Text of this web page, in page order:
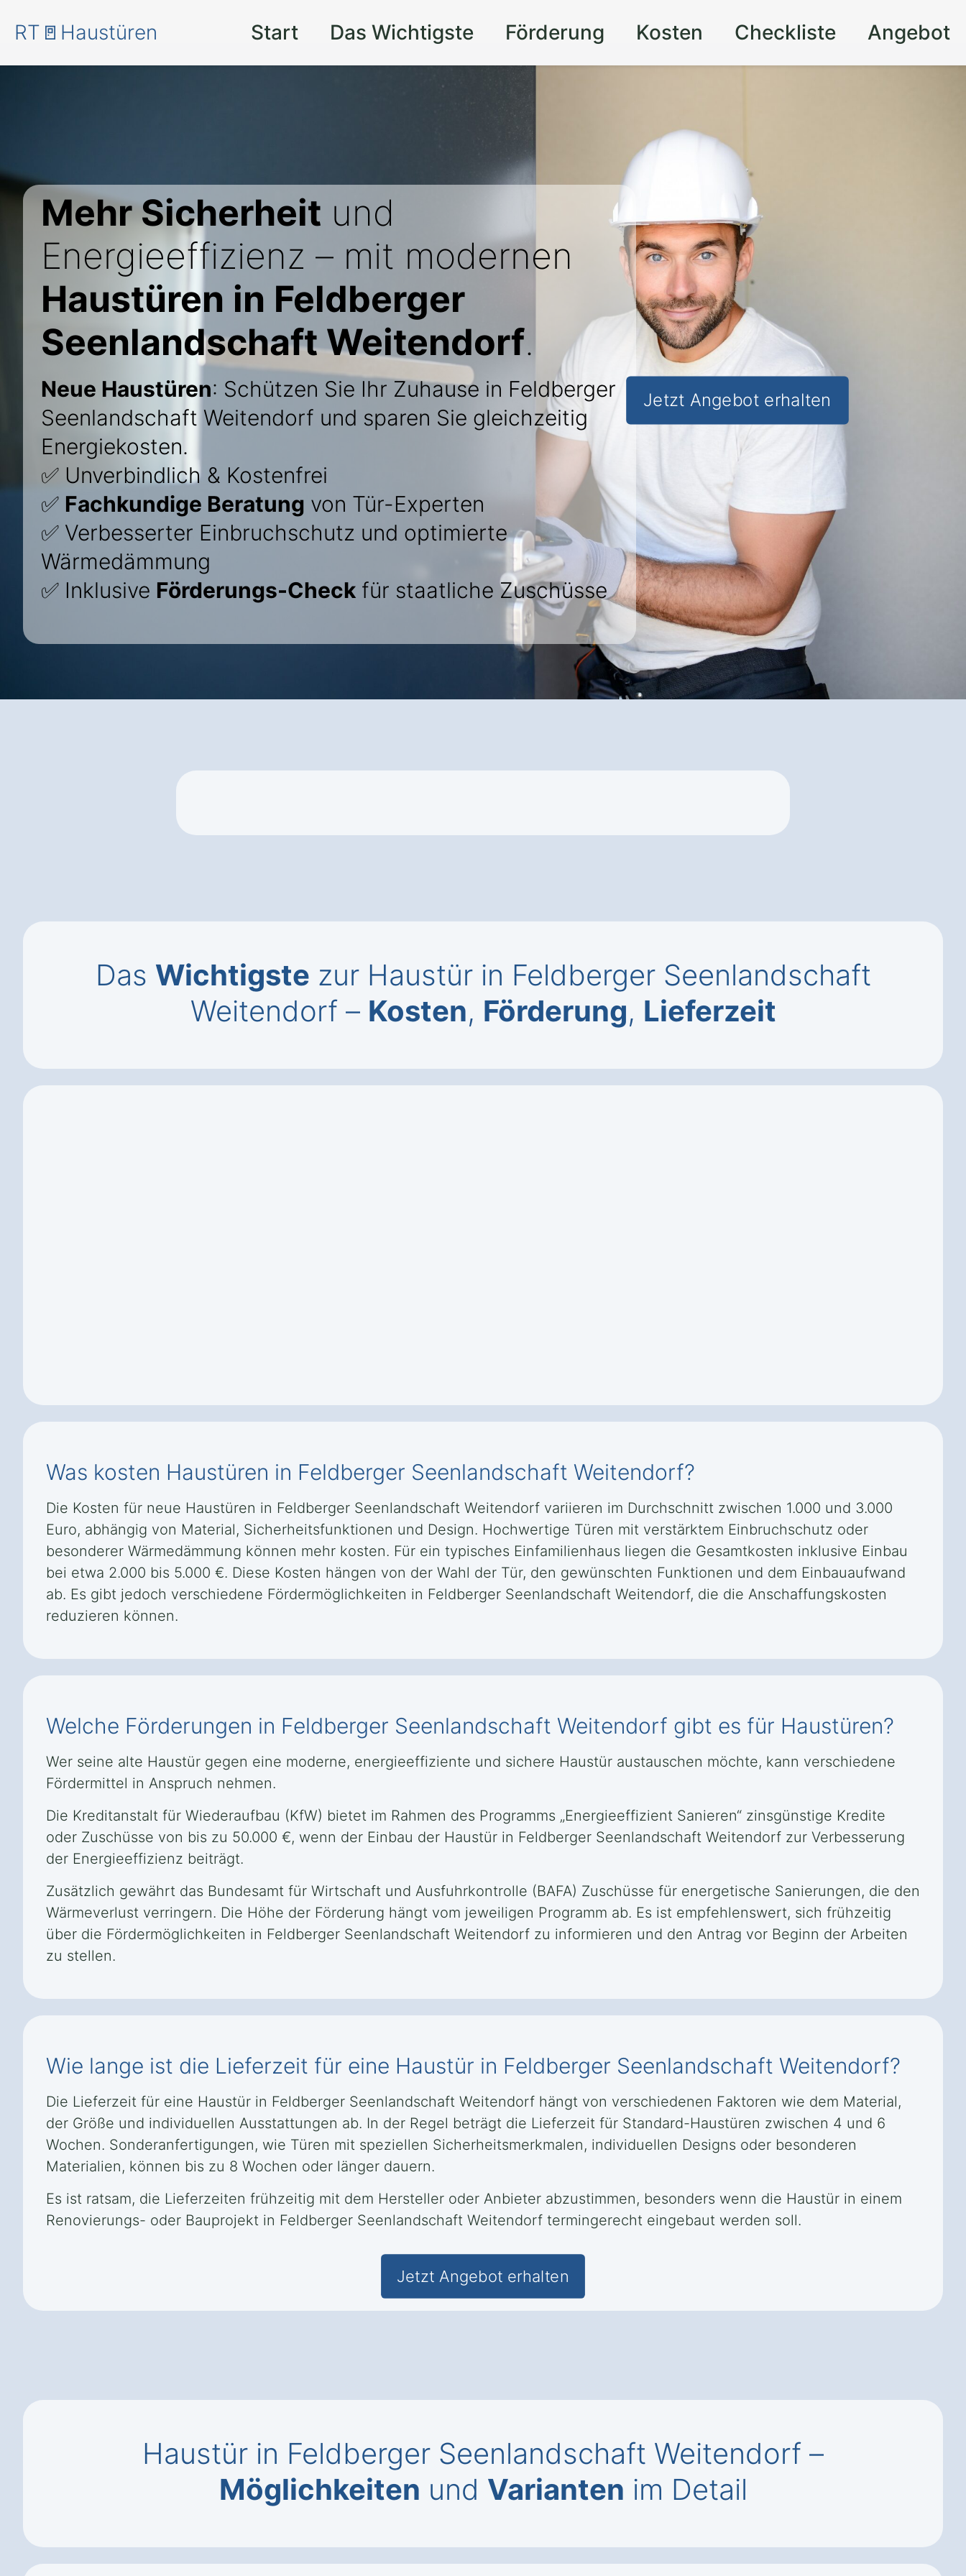
RT🚪Haustüren Start Das Wichtigste Förderung Kosten Checkliste Angebot
Mehr Sicherheit und
Energieeffizienz – mit modernen
Haustüren in Feldberger
Seenlandschaft Weitendorf.
Neue Haustüren: Schützen Sie Ihr Zuhause in Feldberger
Seenlandschaft Weitendorf und sparen Sie gleichzeitig
Energiekosten.
✅ Unverbindlich & Kostenfrei
✅ Fachkundige Beratung von Tür-Experten
✅ Verbesserter Einbruchschutz und optimierte
Wärmedämmung
✅ Inklusive Förderungs-Check für staatliche Zuschüsse
Jetzt Angebot erhalten
Das Wichtigste zur Haustür in Feldberger Seenlandschaft
Weitendorf – Kosten, Förderung, Lieferzeit
Was kosten Haustüren in Feldberger Seenlandschaft Weitendorf?
Die Kosten für neue Haustüren in Feldberger Seenlandschaft Weitendorf variieren im Durchschnitt zwischen 1.000 und 3.000
Euro, abhängig von Material, Sicherheitsfunktionen und Design. Hochwertige Türen mit verstärktem Einbruchschutz oder
besonderer Wärmedämmung können mehr kosten. Für ein typisches Einfamilienhaus liegen die Gesamtkosten inklusive Einbau
bei etwa 2.000 bis 5.000 €. Diese Kosten hängen von der Wahl der Tür, den gewünschten Funktionen und dem Einbauaufwand
ab. Es gibt jedoch verschiedene Fördermöglichkeiten in Feldberger Seenlandschaft Weitendorf, die die Anschaffungskosten
reduzieren können.
Welche Förderungen in Feldberger Seenlandschaft Weitendorf gibt es für Haustüren?
Wer seine alte Haustür gegen eine moderne, energieeffiziente und sichere Haustür austauschen möchte, kann verschiedene
Fördermittel in Anspruch nehmen.
Die Kreditanstalt für Wiederaufbau (KfW) bietet im Rahmen des Programms „Energieeffizient Sanieren“ zinsgünstige Kredite
oder Zuschüsse von bis zu 50.000 €, wenn der Einbau der Haustür in Feldberger Seenlandschaft Weitendorf zur Verbesserung
der Energieeffizienz beiträgt.
Zusätzlich gewährt das Bundesamt für Wirtschaft und Ausfuhrkontrolle (BAFA) Zuschüsse für energetische Sanierungen, die den
Wärmeverlust verringern. Die Höhe der Förderung hängt vom jeweiligen Programm ab. Es ist empfehlenswert, sich frühzeitig
über die Fördermöglichkeiten in Feldberger Seenlandschaft Weitendorf zu informieren und den Antrag vor Beginn der Arbeiten
zu stellen.
Wie lange ist die Lieferzeit für eine Haustür in Feldberger Seenlandschaft Weitendorf?
Die Lieferzeit für eine Haustür in Feldberger Seenlandschaft Weitendorf hängt von verschiedenen Faktoren wie dem Material,
der Größe und individuellen Ausstattungen ab. In der Regel beträgt die Lieferzeit für Standard-Haustüren zwischen 4 und 6
Wochen. Sonderanfertigungen, wie Türen mit speziellen Sicherheitsmerkmalen, individuellen Designs oder besonderen
Materialien, können bis zu 8 Wochen oder länger dauern.
Es ist ratsam, die Lieferzeiten frühzeitig mit dem Hersteller oder Anbieter abzustimmen, besonders wenn die Haustür in einem
Renovierungs- oder Bauprojekt in Feldberger Seenlandschaft Weitendorf termingerecht eingebaut werden soll.
Jetzt Angebot erhalten
Haustür in Feldberger Seenlandschaft Weitendorf –
Möglichkeiten und Varianten im Detail